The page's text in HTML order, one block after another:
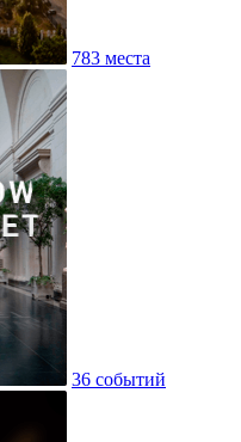
783 места
36 событий